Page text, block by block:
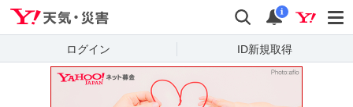
検索 通知
i
ログイン ID新規取得